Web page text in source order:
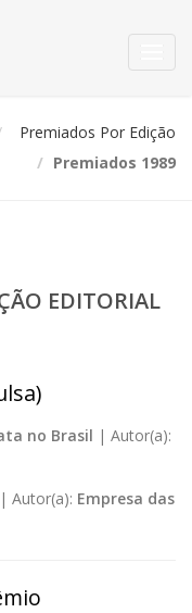
Premiados Por Edição
Premiados 1989
EDITORIAL
no Brasil | Autor(a):
| Autor(a): Empresa das